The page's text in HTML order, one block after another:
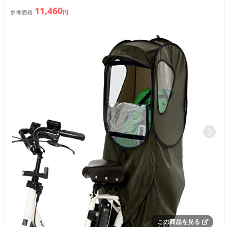
参考価格 11,460円
この商品を見る